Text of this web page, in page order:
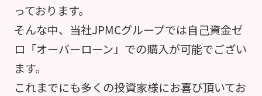
っております。
そんな中、当社JPMCグループでは自己資金ゼ
ロ「オーバーローン」での購入が可能でござい
ます。
これまでにも多くの投資家様にお喜び頂いてお